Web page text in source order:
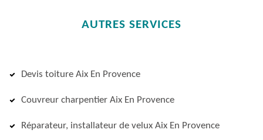
AUTRES SERVICES
Devis toiture Aix En Provence
Couvreur charpentier Aix En Provence
Réparateur, installateur de velux Aix En Provence